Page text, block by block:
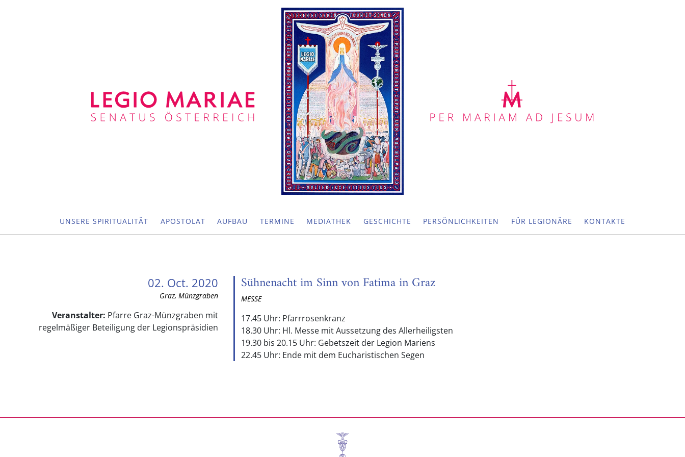
UNSERE SPIRITUALITÄT APOSTOLAT AUFBAU TERMINE MEDIATHEK GESCHICHTE PERSÖNLICHKEITEN FÜR LEGIONÄRE KONTAKTE
02. Oct. 2020
Graz, Münzgraben
Veranstalter: Pfarre Graz-Münzgraben mit
regelmäßiger Beteiligung der Legionspräsidien
Sühnenacht im Sinn von Fatima in Graz
MESSE
17.45 Uhr: Pfarrrosenkranz
18.30 Uhr: Hl. Messe mit Aussetzung des Allerheiligsten
19.30 bis 20.15 Uhr: Gebetszeit der Legion Mariens
22.45 Uhr: Ende mit dem Eucharistischen Segen